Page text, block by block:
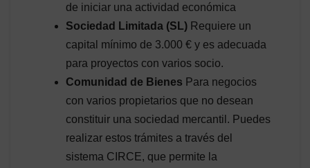
de iniciar una actividad económica
Sociedad Limitada (SL) Requiere un
capital mínimo de 3.000 € y es adecuada
para proyectos con varios socio.
Comunidad de Bienes Para negocios
con varios propietarios que no desean
constituir una sociedad mercantil. Puedes
realizar estos trámites a través del
sistema CIRCE, que permite la